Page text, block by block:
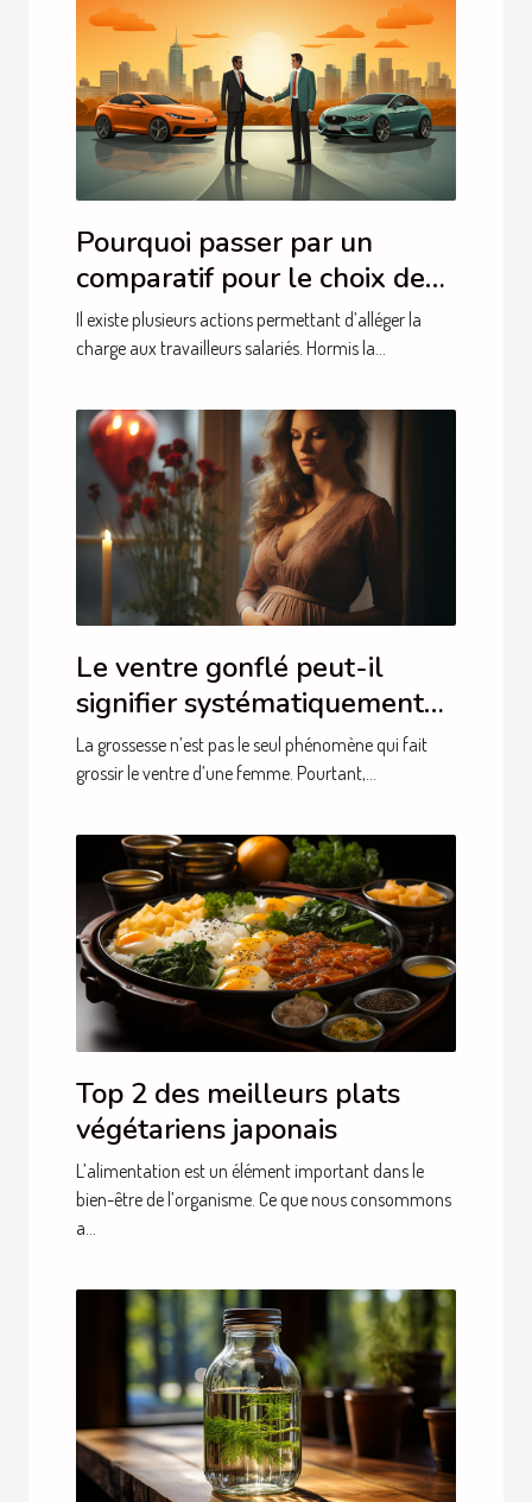
Pourquoi passer par un
comparatif pour le choix de
sa mutuelle ?
Il existe plusieurs actions permettant d’alléger la
charge aux travailleurs salariés. Hormis la...
Le ventre gonflé peut-il
signifier systématiquement
chez la femme la grossesse ?
La grossesse n’est pas le seul phénomène qui fait
grossir le ventre d’une femme. Pourtant,...
Top 2 des meilleurs plats
végétariens japonais
L’alimentation est un élément important dans le
bien-être de l’organisme. Ce que nous consommons
a...